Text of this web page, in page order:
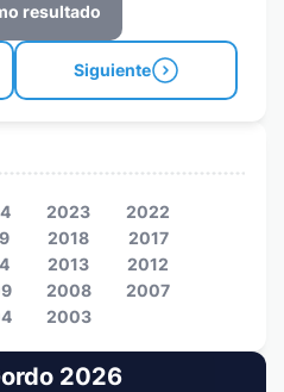
resultado
Siguiente
2026
2023
2022
2018
2017
2013
2012
2008
2007
2003